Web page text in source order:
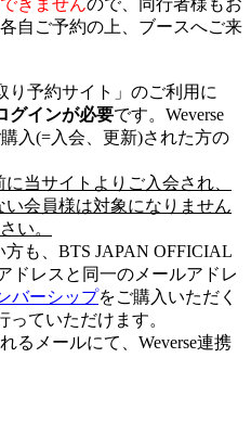
自ご予約の上、ブースへご来
予約サイト」のご利用に
グインが必要です。Weverse
入(=入会、更新)された方の
当サイトよりご入会され、
い会員様は対象になりません
い。
方も、BTS JAPAN OFFICIAL
ドレスと同一のメールアドレ
バーシップをご購入いただく
っていただけます。
るメールにて、Weverse連携